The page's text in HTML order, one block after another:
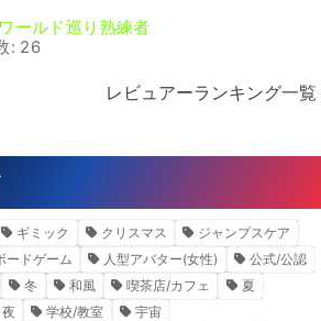
ワールド巡り熟練者
: 26
レビュアーランキング一覧
ギミック クリスマス
ジャンプスケア
ードゲーム 人型アバター(女性)
公式/公認
冬 和風 喫茶店/カフェ
夏
夜 学校/教室
宇宙